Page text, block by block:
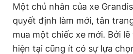
Hotline
0906 645 777
Liên hệ
0908
Đặt báo Quảng cáo RSS
Một chủ nhân của xe
quyết định làm mới, tân
mua một chiếc xe mới. Bởi
hiện tại cũng ít có sự lựa